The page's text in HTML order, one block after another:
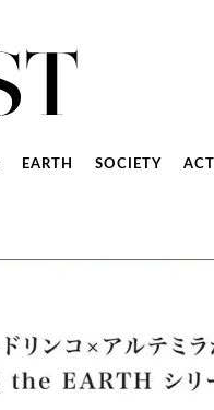
EARTH SOCIETY